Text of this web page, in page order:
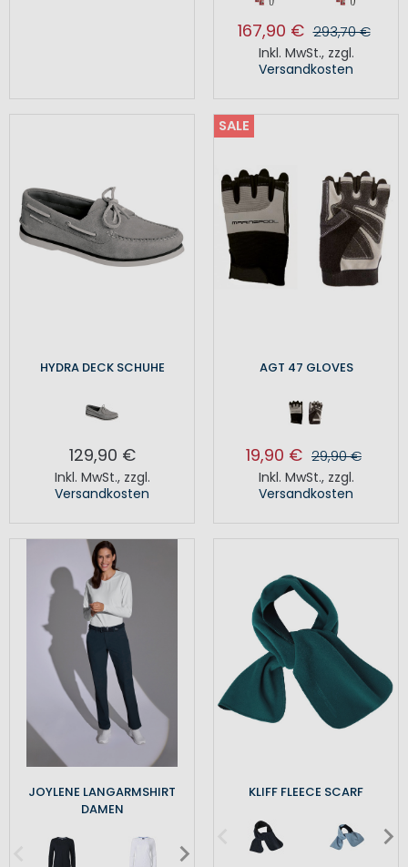
167,90 € 293,70 €
Inkl. MwSt., zzgl.
Versandkosten
HYDRA DECK SCHUHE
129,90 €
Inkl. MwSt., zzgl.
Versandkosten
SALE
AGT 47 GLOVES
19,90 € 29,90 €
Inkl. MwSt., zzgl.
Versandkosten
JOYLENE LANGARMSHIRT
DAMEN
KLIFF FLEECE SCARF